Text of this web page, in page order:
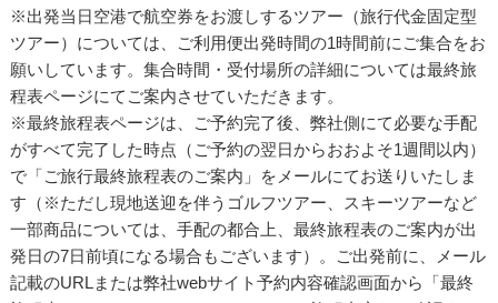
※出発当日空港で航空券をお渡しするツアー（旅行代金固定型
ツアー）については、ご利用便出発時間の1時間前にご集合をお
願いしています。集合時間・受付場所の詳細については最終旅
程表ページにてご案内させていただきます。
※最終旅程表ページは、ご予約完了後、弊社側にて必要な手配
がすべて完了した時点（ご予約の翌日からおおよそ1週間以内）
で「ご旅行最終旅程表のご案内」をメールにてお送りいたしま
す（※ただし現地送迎を伴うゴルフツアー、スキーツアーなど
一部商品については、手配の都合上、最終旅程表のご案内が出
発日の7日前頃になる場合もございます）。ご出発前に、メール
記載のURLまたは弊社webサイト予約内容確認画面から「最終